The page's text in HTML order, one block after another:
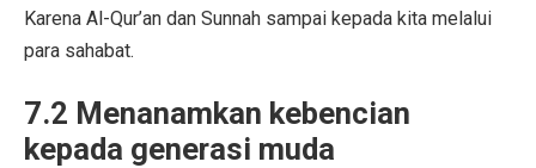
Karena Al-Qur’an dan Sunnah sampai kepada kita melalui
para sahabat.
7.2 Menanamkan kebencian
kepada generasi muda